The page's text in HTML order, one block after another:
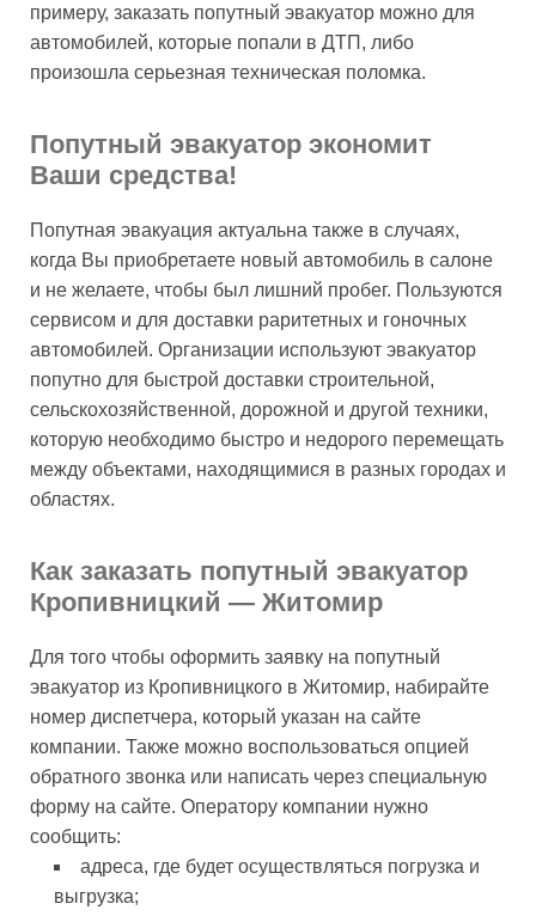
примеру, заказать попутный эвакуатор можно для
автомобилей, которые попали в ДТП, либо
произошла серьезная техническая поломка.
Попутный эвакуатор экономит
Ваши средства!
Попутная эвакуация актуальна также в случаях,
когда Вы приобретаете новый автомобиль в салоне
и не желаете, чтобы был лишний пробег. Пользуются
сервисом и для доставки раритетных и гоночных
автомобилей. Организации используют эвакуатор
попутно для быстрой доставки строительной,
сельскохозяйственной, дорожной и другой техники,
которую необходимо быстро и недорого перемещать
между объектами, находящимися в разных городах и
областях.
Как заказать попутный эвакуатор
Кропивницкий — Житомир
Для того чтобы оформить заявку на попутный
эвакуатор из Кропивницкого в Житомир, набирайте
номер диспетчера, который указан на сайте
компании. Также можно воспользоваться опцией
обратного звонка или написать через специальную
форму на сайте. Оператору компании нужно
сообщить:
адреса, где будет осуществляться погрузка и
выгрузка;